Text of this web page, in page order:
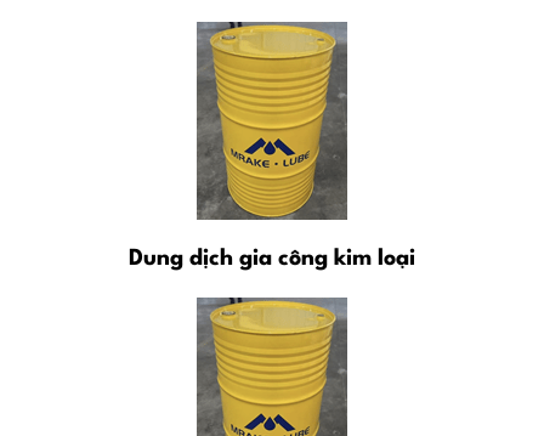
Dung dịch gia công kim loại